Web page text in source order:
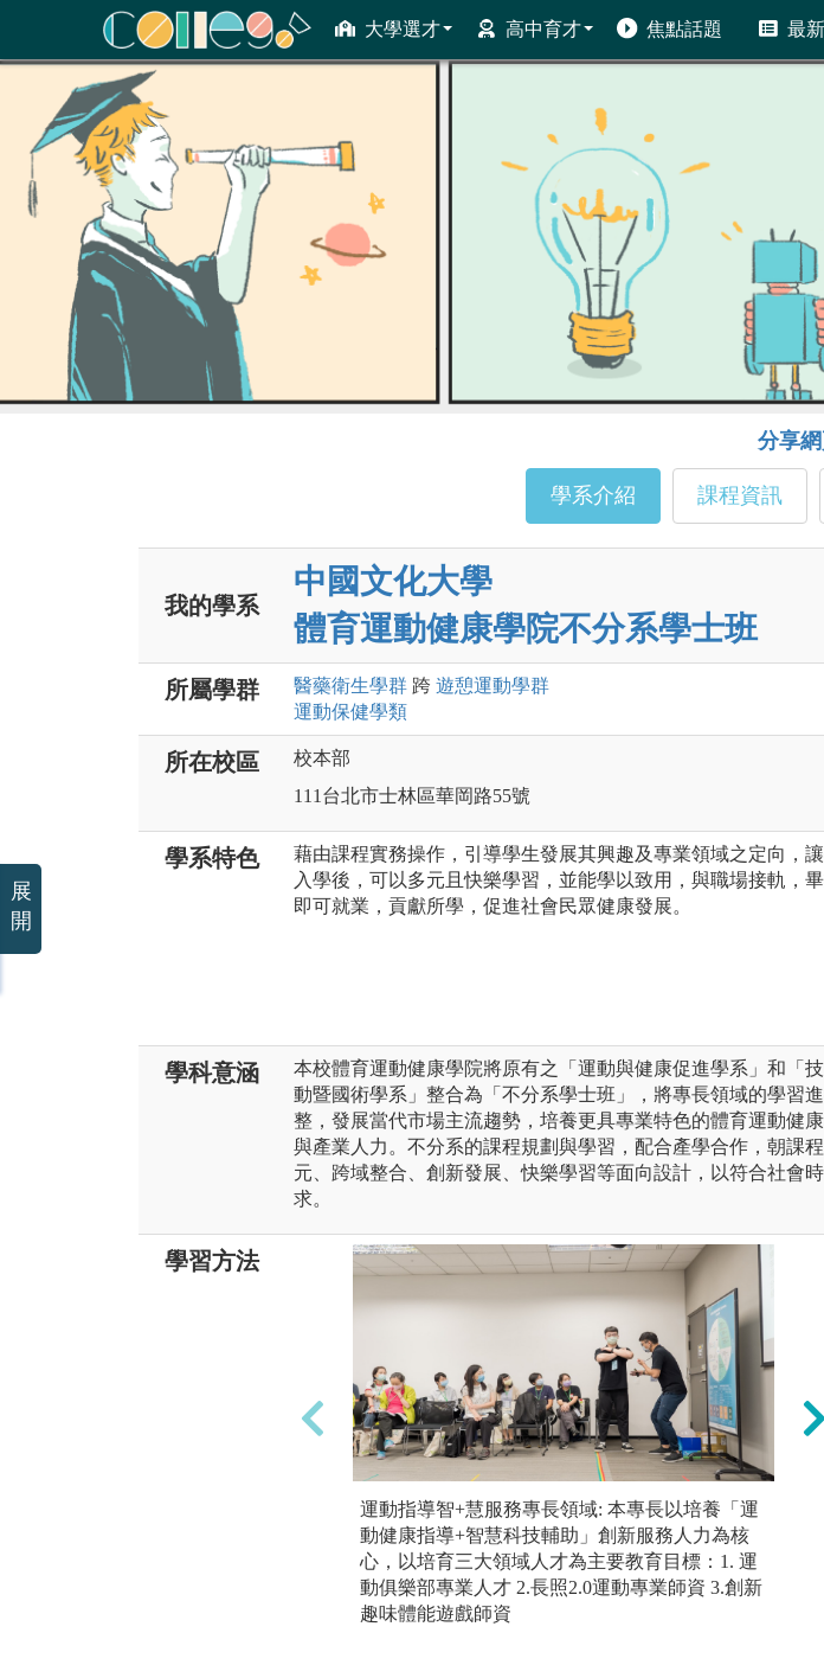
大學選才 高中育才 焦點話題 最
ColleGo! 大學選才與高中育才輔助系統
分享
學系介紹 課程資訊
我的學系
中國文化大學
體育運動健康學院不分系學士班
所屬學群 醫藥衛生學群 跨 遊憩運動學群
運動保健學類
所在校區
校本部
111台北市士林區華岡路55號
學系特色
藉由課程實務操作，引導學生發展其興趣及專業領域之定向，
入學後，可以多元且快樂學習，並能學以致用，與職場接軌，
即可就業，貢獻所學，促進社會民眾健康發展。
學科意涵
本校體育運動健康學院將原有之「運動與健康促進學系」和「
動暨國術學系」整合為「不分系學士班」，將專長領域的學習
整，發展當代市場主流趨勢，培養更具專業特色的體育運動健
與產業人力。不分系的課程規劃與學習，配合產學合作，朝課
元、跨域整合、創新發展、快樂學習等面向設計，以符合社會
求。
學習方法
運動指導智+慧服務專長領域: 本專長以培養「運
動健康指導+智慧科技輔助」創新服務人力為核
心，以培育三大領域人才為主要教育目標：1. 運
動俱樂部專業人才 2.長照2.0運動專業師資 3.創新
趣味體能遊戲師資
展
開